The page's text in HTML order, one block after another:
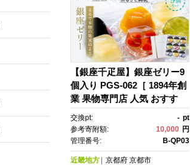
【銀座千疋屋】銀座ゼリー9
個入り PGS-062［ 1894年創
業 果物専門店 人気 おすす
め ギフト プレゼント 贈答 お
菓子 スイーツ フルーツ 果
物 ゼリー お取り寄せ 通販 東
交換pt: - pt
参考寄附額:
10,000 円
管理番号:
B-QP03
近畿地方 京都府 京都市